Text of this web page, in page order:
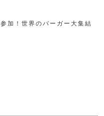
加！世界のバーガー大集結